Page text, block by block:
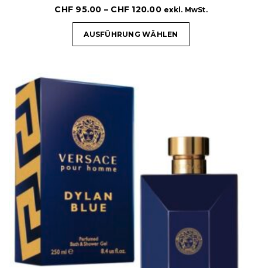
CHF 95.00 – CHF 120.00 exkl. MwSt.
AUSFÜHRUNG WÄHLEN